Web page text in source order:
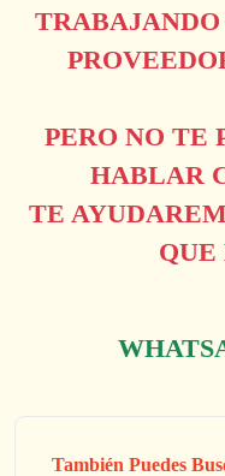
PERO NO TE
HABLAR
TE
QUE
También Puedes